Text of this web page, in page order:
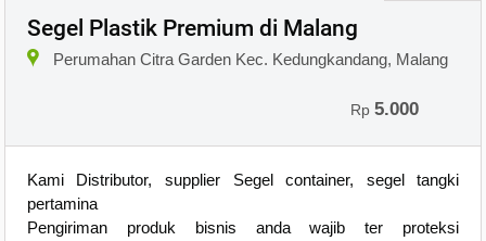
Segel Plastik Premium di Malang
Perumahan Citra Garden Kec. Kedungkandang, Malang
Rp5.000
Kami Distributor, supplier Segel container, segel tangki
pertamina
Pengiriman produk bisnis anda wajib ter proteksi